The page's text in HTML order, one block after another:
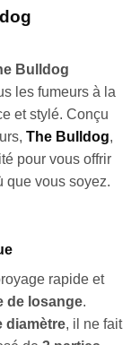
Bulldog
les fumeurs à la
et stylé. Conçu
The Bulldog,
pour vous offrir
que vous soyez.
rapide et
de losange.
diamètre, il ne fait